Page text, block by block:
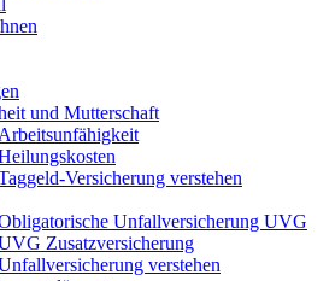
und Mutterschaft
Arbeitsunfähigkeit
Versicherung verstehen
Unfallversicherung UVG
Zusatzversicherung
verstehen